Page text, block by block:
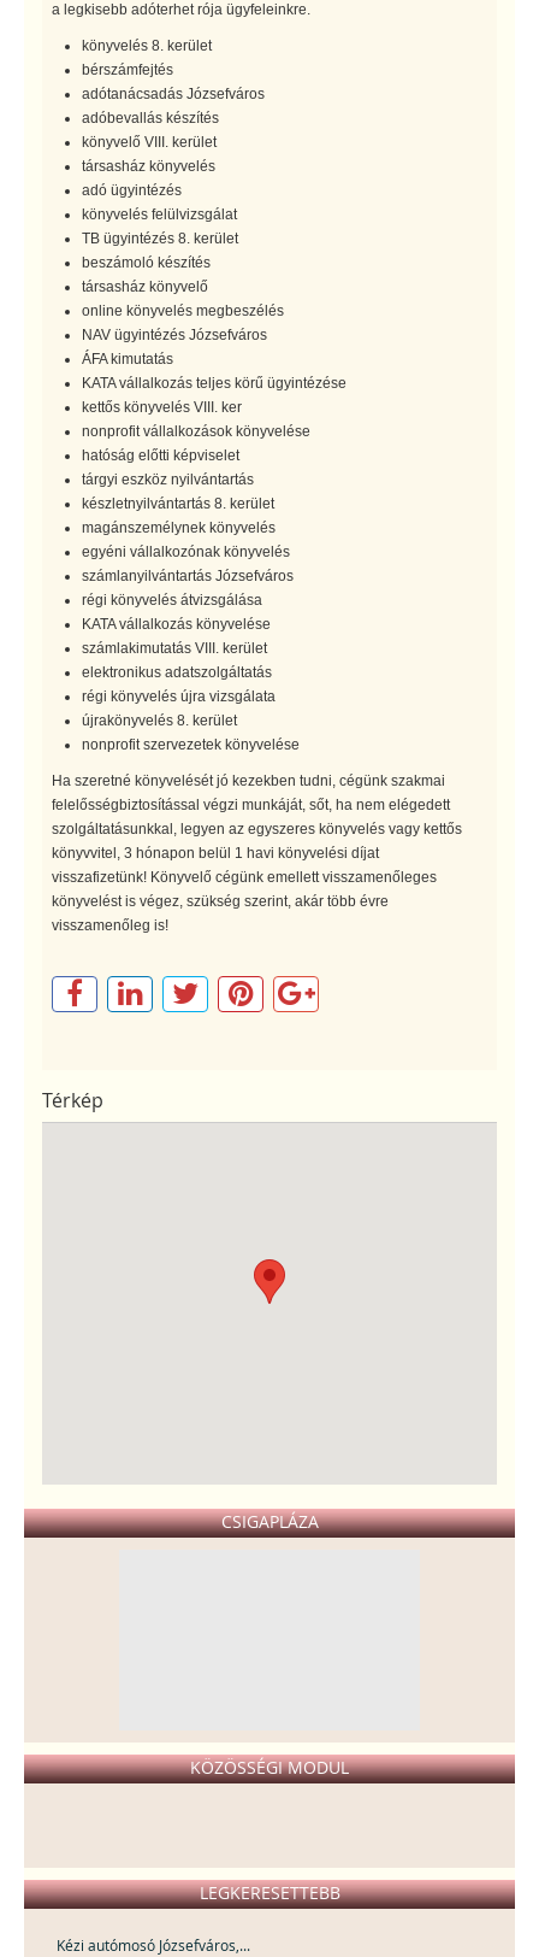
a legkisebb adóterhet rója ügyfeleinkre.
könyvelés 8. kerület
bérszámfejtés
adótanácsadás Józsefváros
adóbevallás készítés
könyvelő VIII. kerület
társasház könyvelés
adó ügyintézés
könyvelés felülvizsgálat
TB ügyintézés 8. kerület
beszámoló készítés
társasház könyvelő
online könyvelés megbeszélés
NAV ügyintézés Józsefváros
ÁFA kimutatás
KATA vállalkozás teljes körű ügyintézése
kettős könyvelés VIII. ker
nonprofit vállalkozások könyvelése
hatóság előtti képviselet
tárgyi eszköz nyilvántartás
készletnyilvántartás 8. kerület
magánszemélynek könyvelés
egyéni vállalkozónak könyvelés
számlanyilvántartás Józsefváros
régi könyvelés átvizsgálása
KATA vállalkozás könyvelése
számlakimutatás VIII. kerület
elektronikus adatszolgáltatás
régi könyvelés újra vizsgálata
újrakönyvelés 8. kerület
nonprofit szervezetek könyvelése
Ha szeretné könyvelését jó kezekben tudni, cégünk szakmai
felelősségbiztosítással végzi munkáját, sőt, ha nem elégedett
szolgáltatásunkkal, legyen az egyszeres könyvelés vagy kettős
könyvvitel, 3 hónapon belül 1 havi könyvelési díjat
visszafizetünk! Könyvelő cégünk emellett visszamenőleges
könyvelést is végez, szükség szerint, akár több évre
visszamenőleg is!
Térkép
CSIGAPLÁZA
KÖZÖSSÉGI MODUL
LEGKERESETTEBB
Kézi autómosó Józsefváros,...